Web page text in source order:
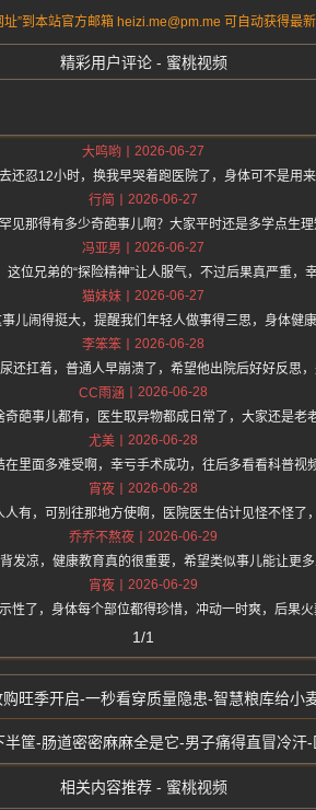
”到本站官方邮箱 heizi.me@pm.me 可自动获得最
精彩用户评论 - 蜜桃视频
大呜哟
2026-06-27
还忍12小时，换我早哭着跑医院了，身体可不是用
行简
2026-06-27
见那得有多少奇葩事儿啊？大家平时还是多学点生理
冯亚男
2026-06-27
位兄弟的“探险精神”让人服气，不过后果真严重，
猫妹妹
2026-06-27
儿闹得挺大，提醒我们年轻人做事得三思，身体健
李笨笨
2026-06-28
还扛着，普通人早崩溃了，希望他出院后好好反思，
CC雨涵
2026-06-28
葩事儿都有，医生取异物都成日常了，大家还是老
尤美
2026-06-28
里面多难受啊，幸亏手术成功，往后多看看科普视
宵夜
2026-06-28
有，可别往那地方使啊，医院医生估计见怪不怪了
乔乔不熬夜
2026-06-29
发凉，健康教育真的很重要，希望类似事儿能让更多
宵夜
2026-06-29
性了，身体每个部位都得珍惜，冲动一时爽，后果火
1/1
购旺季开启-一秒看穿质量隐患-智慧粮库给小
半筐-肠道密密麻麻全是它-男子痛得直冒冷汗
相关内容推荐 - 蜜桃视频